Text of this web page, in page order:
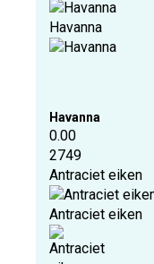
Havanna
Havanna
0.00
2749
Antraciet eiken
Antraciet eiken